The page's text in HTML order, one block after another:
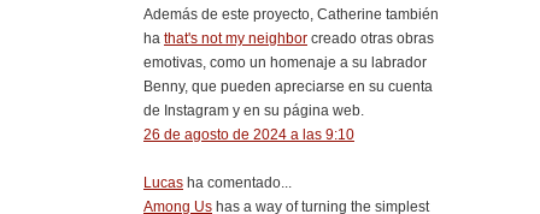
Además de este proyecto, Catherine también
ha that's not my neighbor creado otras obras
emotivas, como un homenaje a su labrador
Benny, que pueden apreciarse en su cuenta
de Instagram y en su página web.
26 de agosto de 2024 a las 9:10
Lucas ha comentado...
Among Us has a way of turning the simplest